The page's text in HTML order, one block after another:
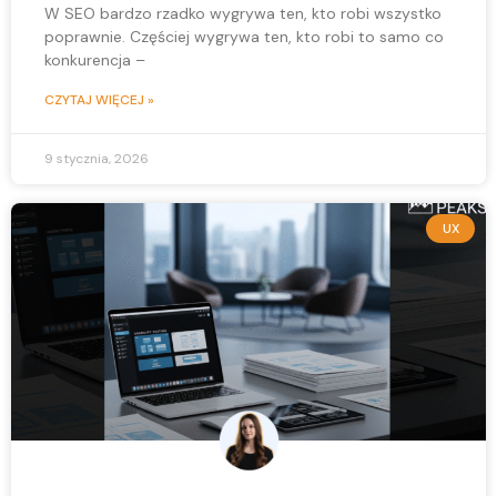
W SEO bardzo rzadko wygrywa ten, kto robi wszystko
poprawnie. Częściej wygrywa ten, kto robi to samo co
konkurencja –
CZYTAJ WIĘCEJ »
9 stycznia, 2026
UX